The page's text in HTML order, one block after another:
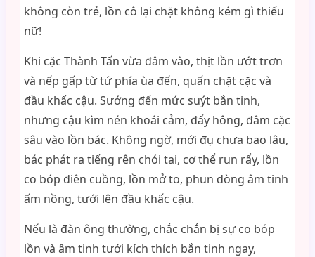
không còn trẻ, lồn cô lại chặt không kém gì thiếu
nữ!
Khi cặc Thành Tấn vừa đâm vào, thịt lồn ướt trơn
và nếp gấp từ tứ phía ùa đến, quấn chặt cặc và
đầu khấc cậu. Sướng đến mức suýt bắn tinh,
nhưng cậu kìm nén khoái cảm, đẩy hông, đâm cặc
sâu vào lồn bác. Không ngờ, mới đụ chưa bao lâu,
bác phát ra tiếng rên chói tai, cơ thể run rẩy, lồn
co bóp điên cuồng, lồn mở to, phun dòng âm tinh
ấm nồng, tưới lên đầu khấc cậu.
Nếu là đàn ông thường, chắc chắn bị sự co bóp
lồn và âm tinh tưới kích thích bắn tinh ngay,